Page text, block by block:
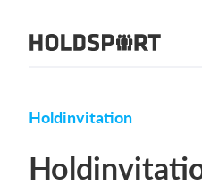
Om Holdsport
Presseomtale
Holdinvitation